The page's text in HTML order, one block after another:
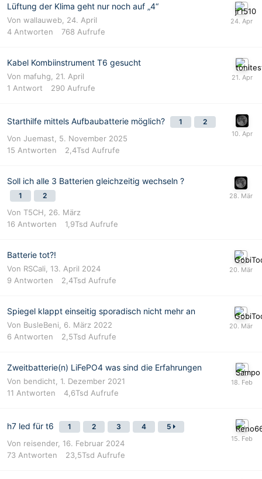
Lüftung der Klima geht nur noch auf „4“
Von wallauweb, 24. April
4 Antworten 768 Aufrufe
Kabel Kombiinstrument T6 gesucht
Von mafuhg, 21. April
1 Antwort 290 Aufrufe
Starthilfe mittels Aufbaubatterie möglich? 1 2
Von Juemast, 5. November 2025
15 Antworten 2,4Tsd Aufrufe
Soll ich alle 3 Batterien gleichzeitig wechseln ?
1 2
Von T5CH, 26. März
16 Antworten 1,9Tsd Aufrufe
Batterie tot?!
Von RSCali, 13. April 2024
9 Antworten 2,4Tsd Aufrufe
Spiegel klappt einseitig sporadisch nicht mehr an
Von BusleBeni, 6. März 2022
6 Antworten 2,5Tsd Aufrufe
Zweitbatterie(n) LiFePO4 was sind die Erfahrungen
Von bendicht, 1. Dezember 2021
11 Antworten 4,6Tsd Aufrufe
h7 led für t6 1 2 3 4 5
Von reisender, 16. Februar 2024
73 Antworten 23,5Tsd Aufrufe